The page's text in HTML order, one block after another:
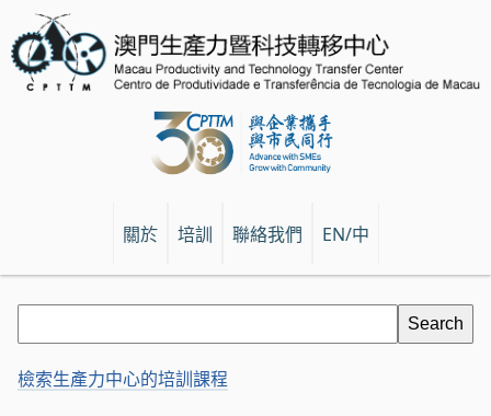
關於 培訓 聯絡我們 EN/中
檢索生產力中心的培訓課程